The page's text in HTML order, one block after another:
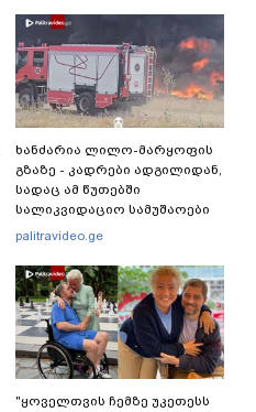
ხანძარია ლილო-მარყოფის
გზაზე - კადრები ადგილიდან,
სადაც ამ წუთებში
სალიკვიდაციო სამუშაოები
მიმდინარეობს
palitravideo.ge
"ყოველთვის ჩემზე უკეთესს